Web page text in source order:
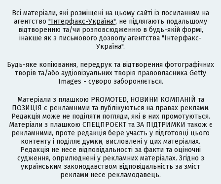
Всі матеріали, які розміщені на цьому сайті із посиланням на
агентство "Інтерфакс-Україна", не підлягають подальшому
відтворенню та/чи розповсюдженню в будь-якій формі,
інакше як з письмового дозволу агентства "Інтерфакс-
Україна".
Будь-яке копіювання, передрук та відтворення фотографічних
творів та/або аудіовізуальних творів правовласника Getty
Images - суворо забороняється.
Матеріали з плашкою PROMOTED, НОВИНИ КОМПАНІЙ та
ПОЗИЦІЯ є рекламними та публікуються на правах реклами.
Редакція може не поділяти погляди, які в них промотуються.
Матеріали з плашкою СПЕЦПРОЄКТ та ЗА ПІДТРИМКИ також є
рекламними, проте редакція бере участь у підготовці цього
контенту і поділяє думки, висловлені у цих матеріалах.
Редакція не несе відповідальності за факти та оціночні
судження, оприлюднені у рекламних матеріалах. Згідно з
українським законодавством відповідальність за зміст
реклами несе рекламодавець.